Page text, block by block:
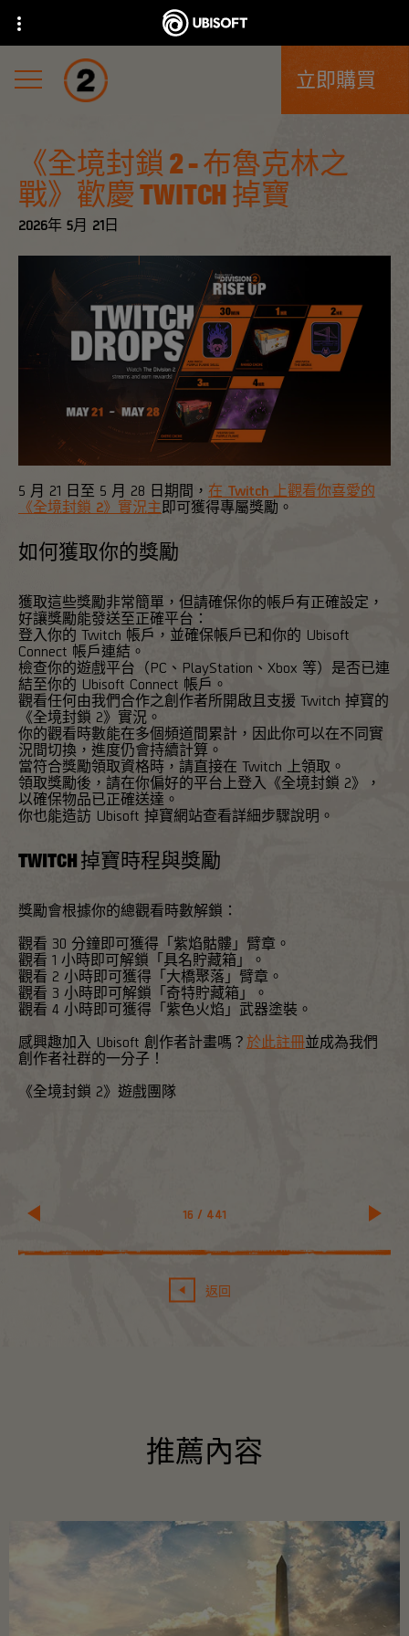
立即購買
16 / 441
返回
2026年 5月 21日
《全境封鎖 2 - 布魯克林之
戰》歡慶 TWITCH 掉寶
5 月 21 日至 5 月 28 日期間， 在 Twitch 上觀看你喜愛的
《全境封鎖 2》實況主即可獲得專屬獎勵。
如何獲取你的獎勵
獲取這些獎勵非常簡單，但請確保你的帳戶有正確設定，
好讓獎勵能發送至正確平台：
登入你的 Twitch 帳戶，並確保帳戶已和你的 Ubisoft
Connect 帳戶連結。
檢查你的遊戲平台（PC、PlayStation、Xbox 等）是否已連
結至你的 Ubisoft Connect 帳戶。
觀看任何由我們合作之創作者所開啟且支援 Twitch 掉寶的
《全境封鎖 2》實況。
你的觀看時數能在多個頻道間累計，因此你可以在不同實
況間切換，進度仍會持續計算。
當符合獎勵領取資格時，請直接在 Twitch 上領取。
領取獎勵後，請在你偏好的平台上登入《全境封鎖 2》，
以確保物品已正確送達。
你也能造訪 Ubisoft 掉寶網站查看詳細步驟說明。
TWITCH 掉寶時程與獎勵
獎勵會根據你的總觀看時數解鎖：
觀看 30 分鐘即可獲得「紫焰骷髏」臂章。
觀看 1 小時即可解鎖「具名貯藏箱」。
觀看 2 小時即可獲得「大橋聚落」臂章。
觀看 3 小時即可解鎖「奇特貯藏箱」。
觀看 4 小時即可獲得「紫色火焰」武器塗裝。
感興趣加入 Ubisoft 創作者計畫嗎？ 於此註冊並成為我們
創作者社群的一分子！
《全境封鎖 2》遊戲團隊
推薦內容